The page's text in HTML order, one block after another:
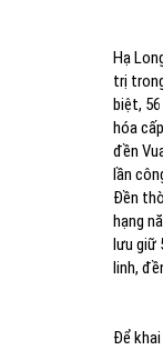
Hạ
trị
biệt,
hóa
đền
lần
Đền
hạng
lưu giữ
linh,
Để